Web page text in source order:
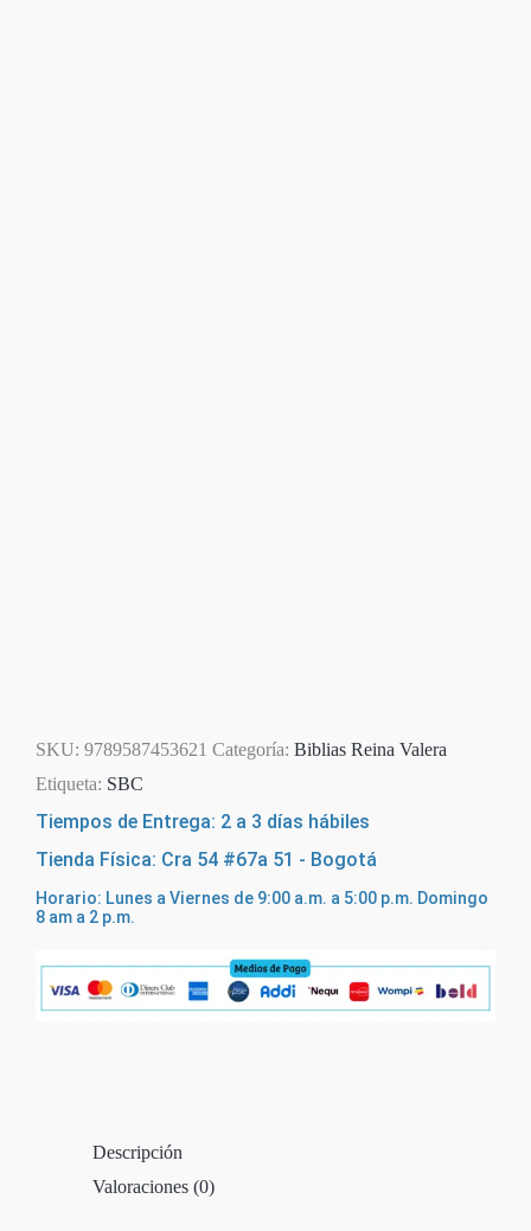
SKU: 9789587453621 Categoría: Biblias Reina Valera
Etiqueta: SBC
Tiempos de Entrega: 2 a 3 días hábiles
Tienda Física: Cra 54 #67a 51 - Bogotá
Horario: Lunes a Viernes de 9:00 a.m. a 5:00 p.m. Domingo
8 am a 2 p.m.
Descripción
Valoraciones (0)